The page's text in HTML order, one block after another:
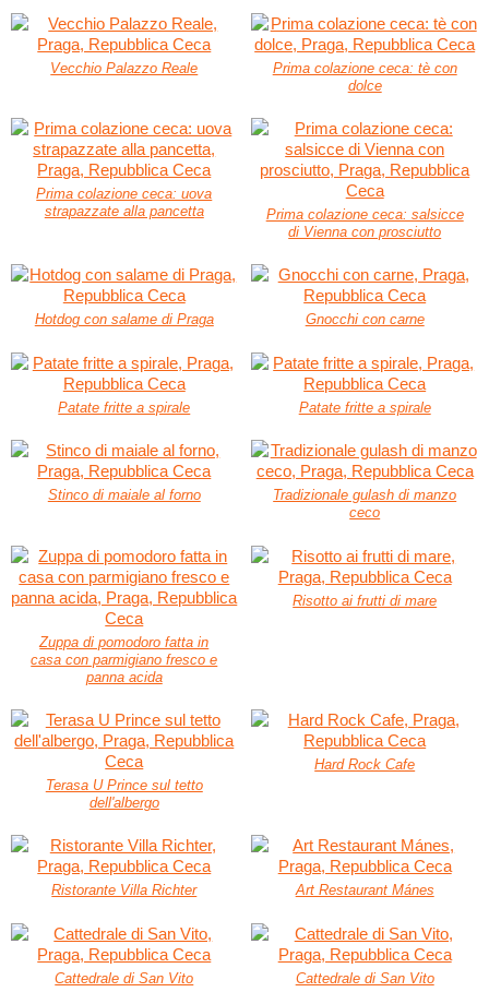
Vecchio Palazzo Reale
Prima colazione ceca: tè con
dolce
Prima colazione ceca: uova
strapazzate alla pancetta
Prima colazione ceca: salsicce
di Vienna con prosciutto
Hotdog con salame di Praga Gnocchi con carne
Patate fritte a spirale Patate fritte a spirale
Stinco di maiale al forno
Tradizionale gulash di manzo
ceco
Zuppa di pomodoro fatta in
casa con parmigiano fresco e
panna acida
Risotto ai frutti di mare
Terasa U Prince sul tetto
dell'albergo
Hard Rock Cafe
Ristorante Villa Richter Art Restaurant Mánes
Cattedrale di San Vito Cattedrale di San Vito